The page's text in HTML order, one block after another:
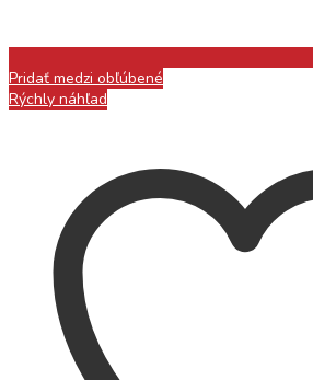
Pridať medzi obľúbené
Rýchly náhľad